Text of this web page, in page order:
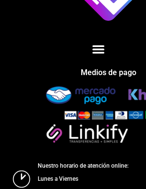
Medios de pago
Nuestro horario de atención online:
Lunes a Viernes